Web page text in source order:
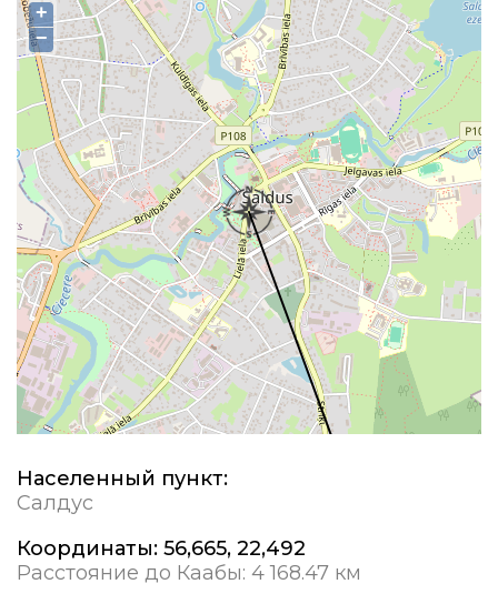
+
−
Населенный пункт:
Салдус
Координаты: 56,665, 22,492
Расстояние до Каабы: 4 168.47 км